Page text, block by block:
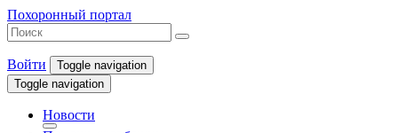
Похоронный портал
Войти
Toggle navigation
Toggle navigation
Новости